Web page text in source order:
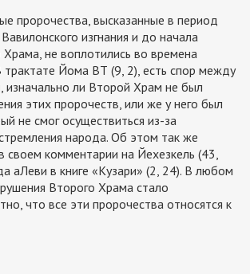
пророчества, высказанные в период
изгнания и до начала
не воплотились во времена
Йома ВТ (9, 2), есть спор между
ли Второй Храм не был
этих пророчеств, или же у него был
не смог осуществиться из-за
народа. Об этом так же
своем комментарии на Йехезкель (43,
аЛеви в книге «Кузари» (2, 24). В любом
Второго Храма стало
что все эти пророчества относятся к